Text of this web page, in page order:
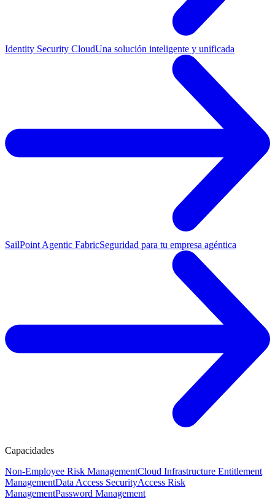
Identity Security CloudUna solución inteligente y unificada
SailPoint Agentic FabricSeguridad para tu empresa agéntica
Capacidades
Non-Employee Risk ManagementCloud Infrastructure Entitlement
ManagementData Access SecurityAccess Risk
ManagementPassword Management